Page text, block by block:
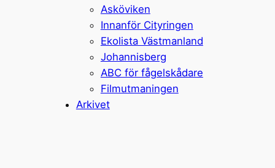
Asköviken
Innanför Cityringen
Ekolista Västmanland
Johannisberg
ABC för fågelskådare
Filmutmaningen
Arkivet